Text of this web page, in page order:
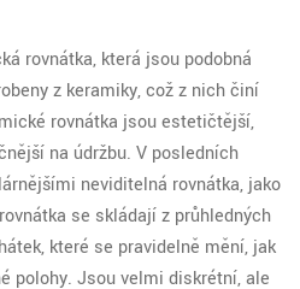
rovnátka, která jsou podobná
z keramiky, což z nich činí
rovnátka jsou estetičtější,
na údržbu. V posledních
neviditelná rovnátka, jako
se skládají z průhledných
které se pravidelně mění, jak
polohy. Jsou velmi diskrétní, ale